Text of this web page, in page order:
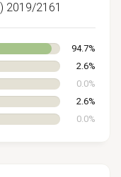
2019/2161
94.7%
2.6%
0.0%
2.6%
0.0%